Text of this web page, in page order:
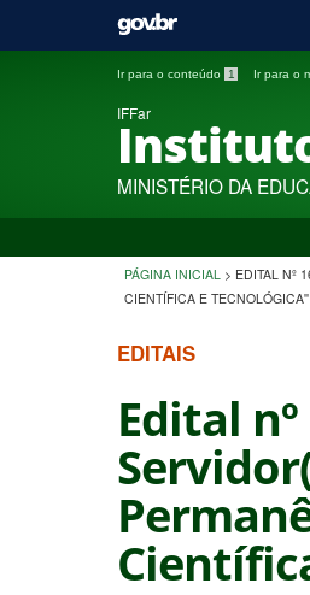
Ir para o conteúdo 1 Ir para o
IFFar
MINISTÉRIO DA
PÁGINA INICIAL > EDITAL Nº
CIENTÍFICA E
EDITAIS
Edital